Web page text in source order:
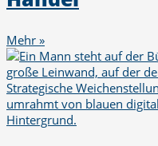
Mehr »